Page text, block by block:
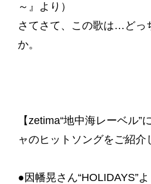
～』より）
さてさて、この歌は…どっ
か。
【zetima“地中海レーベル”
ャのヒットソングをご紹介
●因幡晃さん“HOLIDAYS”